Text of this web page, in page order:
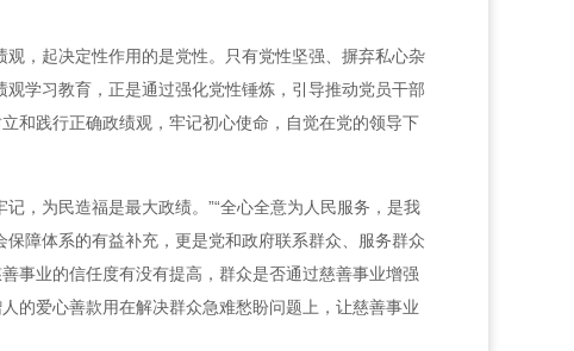
，起决定性作用的是党性。只有党性坚强、摒弃私心杂
学习教育，正是通过强化党性锤炼，引导推动党员干部
和践行正确政绩观，牢记初心使命，自觉在党的领导下
，为民造福是最大政绩。”“全心全意为人民服务，是我
障体系的有益补充，更是党和政府联系群众、服务群众
事业的信任度有没有提高，群众是否通过慈善事业增强
的爱心善款用在解决群众急难愁盼问题上，让慈善事业